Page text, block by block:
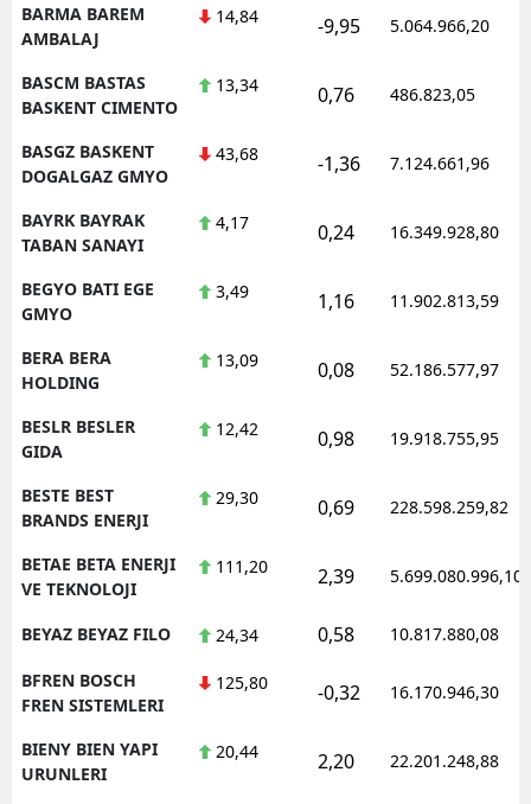
BARMA BAREM
AMBALAJ
14,84 -9,95 5.064.966,20
BASCM BASTAS
BASKENT CIMENTO
13,34 0,76 486.823,05
BASGZ BASKENT
DOGALGAZ GMYO
43,68 -1,36 7.124.661,96
BAYRK BAYRAK
TABAN SANAYI
4,17 0,24 16.349.928,80
BEGYO BATI EGE
GMYO
3,49 1,16 11.902.813,59
BERA BERA
HOLDING
13,09 0,08 52.186.577,97
BESLR BESLER
GIDA
12,42 0,98 19.918.755,95
BESTE BEST
BRANDS ENERJI
29,30 0,69 228.598.259,82
BETAE BETA ENERJI
VE TEKNOLOJI
111,20 2,39 5.699.080.996,10
BEYAZ BEYAZ FILO 24,34 0,58 10.817.880,08
BFREN BOSCH
FREN SISTEMLERI
125,80 -0,32 16.170.946,30
BIENY BIEN YAPI
URUNLERI
20,44 2,20 22.201.248,88